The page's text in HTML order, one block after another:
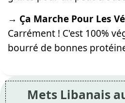
→ Ça Marche Pour Les
Carrément ! C'est 100%
bourré de bonnes
Mets Libanais